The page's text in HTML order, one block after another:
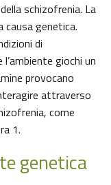
schizofrenia. La
causa genetica.
di
giochi un
provocano
attraverso
come
1.
genetica